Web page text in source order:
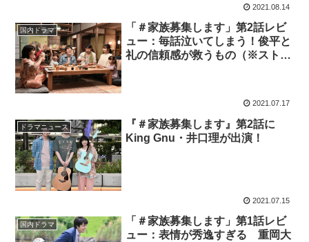
2021.08.14
国内ドラマ
「＃家族募集します」第2話レビ
ュー：毎話泣いてしまう！俊平と
礼の信頼感が救うもの（※ストー
2021.07.17
ドラマニュース
『＃家族募集します』第2話に
King Gnu・井口理が出演！
2021.07.15
国内ドラマ
「＃家族募集します」第1話レビ
ュー：表情が秀逸すぎる 重岡大